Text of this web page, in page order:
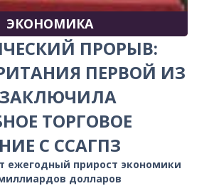
ЭКОНОМИКА
ПРОРЫВ:
ПЕРВОЙ ИЗ
ЗАКЛЮЧИЛА
ТОРГОВОЕ
С ССАГПЗ
ежегодный прирост экономики
долларов